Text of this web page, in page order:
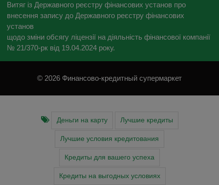
Витяг із Державного реєстру фінансових установ про
внесення запису до Державного реєстру фінансових
установ
щодо зміни обсягу ліцензії на діяльність фінансової компанії
№ 21/370-рк від 19.04.2024 року.
© 2026 Финансово-кредитный супермаркет
Деньги на карту Лучшие кредиты
Лучшие условия кредитования
Кредиты для вашего успеха
Кредиты на выгодных условиях